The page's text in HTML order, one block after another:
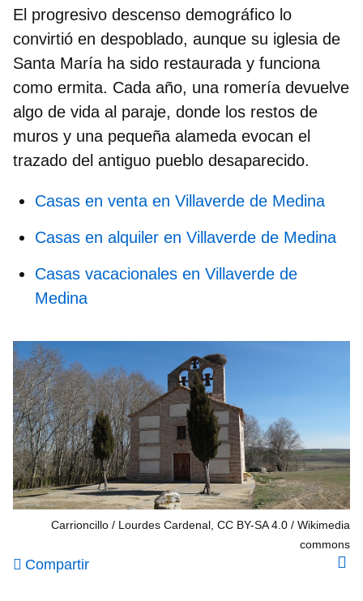
El progresivo descenso demográfico lo
convirtió en despoblado, aunque su iglesia de
Santa María ha sido restaurada y funciona
como ermita. Cada año, una romería devuelve
algo de vida al paraje, donde los restos de
muros y una pequeña alameda evocan el
trazado del antiguo pueblo desaparecido.
Casas en venta en Villaverde de Medina
Casas en alquiler en Villaverde de Medina
Casas vacacionales en Villaverde de
Medina
Carrioncillo / Lourdes Cardenal, CC BY-SA 4.0
Wikimedia
commons
Compartir